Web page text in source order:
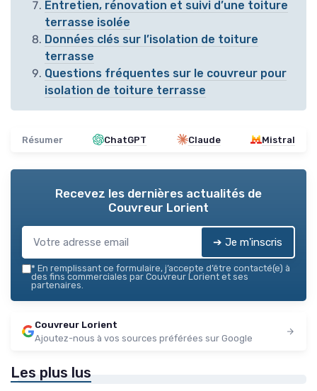
Entretien, rénovation et suivi d’une toiture
terrasse isolée
Données clés sur l’isolation de toiture
terrasse
Questions fréquentes sur le couvreur pour
isolation de toiture terrasse
Résumer ChatGPT Claude Mistral
Recevez les dernières actualités de
Couvreur Lorient
➔ Je m'inscris
* En remplissant ce formulaire, j’accepte d’être contacté(e) à
des fins commerciales par Couvreur Lorient et ses
partenaires.
Couvreur Lorient
Ajoutez-nous à vos sources préférées sur Google
Les plus lus